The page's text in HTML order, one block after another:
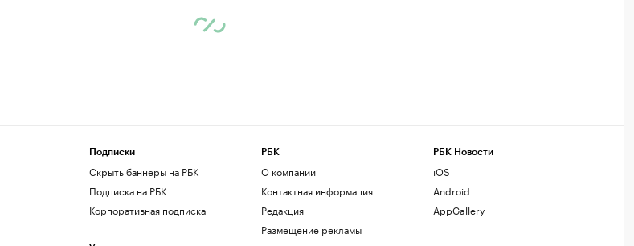
Подписки
Скрыть баннеры на РБК
Подписка на РБК
Корпоративная подписка
РБК
О компании
Контактная информация
Редакция
Размещение рекламы
РБК Новости
iOS
Android
AppGallery